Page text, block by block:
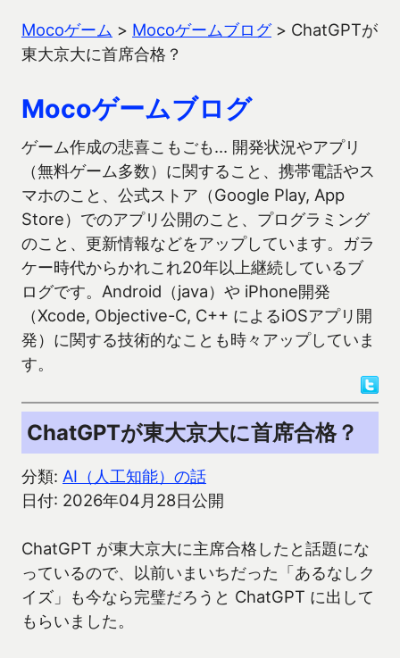
Mocoゲーム > Mocoゲームブログ> ChatGPTが
東大京大に首席合格？
Mocoゲームブログ
ゲーム作成の悲喜こもごも… 開発状況やアプリ
（無料ゲーム多数）に関すること、携帯電話やス
マホのこと、公式ストア（Google Play, App
Store）でのアプリ公開のこと、プログラミング
のこと、更新情報などをアップしています。ガラ
ケー時代からかれこれ20年以上継続しているブ
ログです。Android（java）や iPhone開発
（Xcode, Objective-C, C++ によるiOSアプリ開
発）に関する技術的なことも時々アップしていま
す。
ChatGPTが東大京大に首席合格？
分類: AI（人工知能）の話
日付: 2026年04月28日公開
ChatGPT が東大京大に主席合格したと話題にな
っているので、以前いまいちだった「あるなしク
イズ」も今なら完璧だろうと ChatGPT に出して
もらいました。